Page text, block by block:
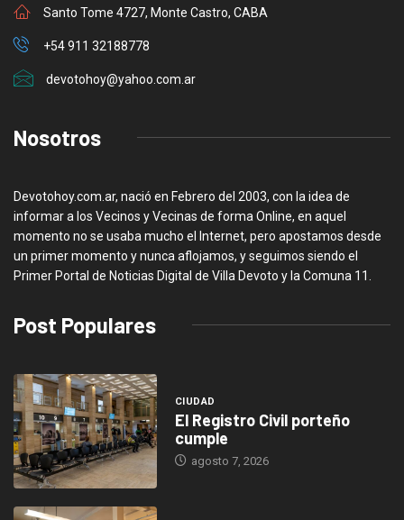
Santo Tome 4727, Monte Castro, CABA
+54 911 32188778
devotohoy@yahoo.com.ar
Nosotros
Devotohoy.com.ar, nació en Febrero del 2003, con la idea de
informar a los Vecinos y Vecinas de forma Online, en aquel
momento no se usaba mucho el Internet, pero apostamos desde
un primer momento y nunca aflojamos, y seguimos siendo el
Primer Portal de Noticias Digital de Villa Devoto y la Comuna 11.
Post Populares
CIUDAD
El Registro Civil porteño
cumple
agosto 7, 2026